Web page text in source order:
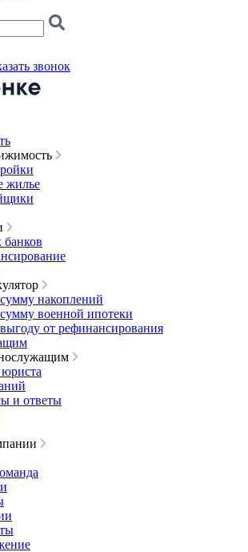
звонок
жилье
накоплений
военной ипотеки
от рефинансирования
и ответы